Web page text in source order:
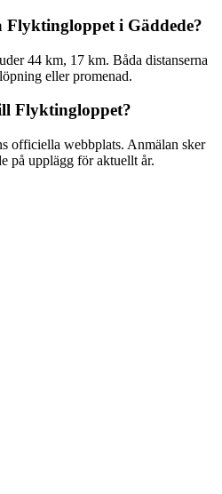
Flyktingloppet i Gäddede?
44 km, 17 km. Båda distanserna
eller promenad.
Flyktingloppet?
officiella webbplats. Anmälan sker
på upplägg för aktuellt år.